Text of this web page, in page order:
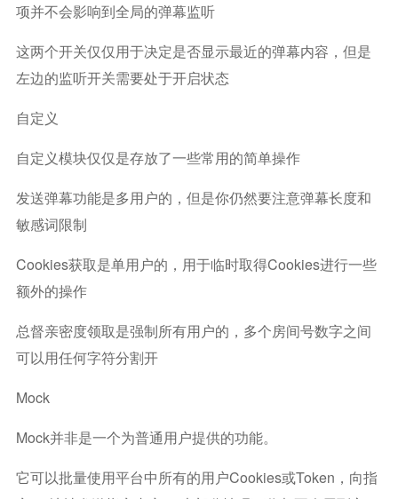
项并不会影响到全局的弹幕监听
这两个开关仅仅用于决定是否显示最近的弹幕内容，但是
左边的监听开关需要处于开启状态
自定义
自定义模块仅仅是存放了一些常用的简单操作
发送弹幕功能是多用户的，但是你仍然要注意弹幕长度和
敏感词限制
Cookies获取是单用户的，用于临时取得cookies进行一些
额外的操作
总督亲密度领取是强制所有用户的，多个房间号数字之间
可以用任何字符分割开
Mock
Mock并非是一个为普通用户提供的功能。
它可以批量使用平台中所有的用户cookies或token，向指